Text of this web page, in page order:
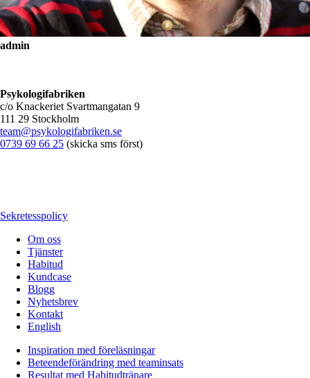
admin
Psykologifabriken
c/o Knackeriet Svartmangatan 9
111 29 Stockholm
team@psykologifabriken.se
0739 69 66 25 (skicka sms först)
Sekretesspolicy
Om oss
Tjänster
Habitud
Kundcase
Blogg
Nyhetsbrev
Kontakt
English
Inspiration med föreläsningar
Beteendeförändring med teaminsats
Resultat med Habitudtränare